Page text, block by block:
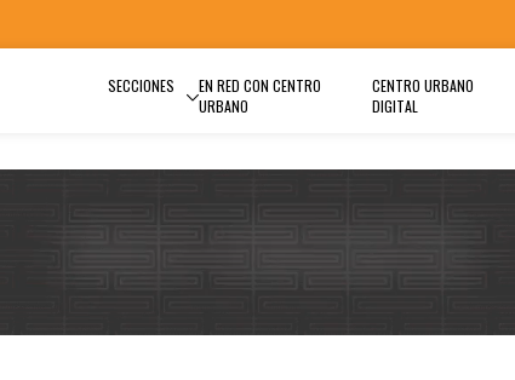
SECCIONES
EN RED CON CENTRO
URBANO
CENTRO URBANO
DIGITAL